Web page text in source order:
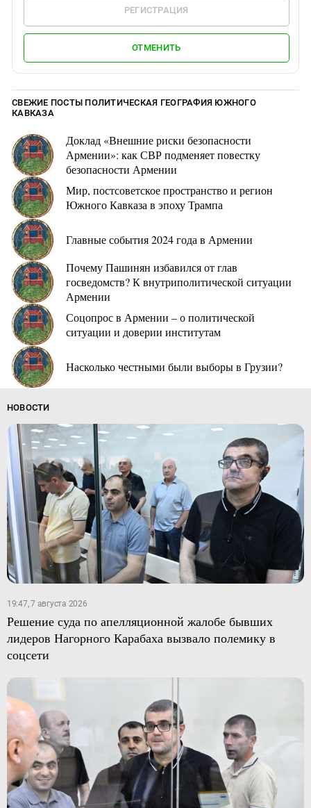
РЕГИСТРАЦИЯ
ОТМЕНИТЬ
СВЕЖИЕ ПОСТЫ ПОЛИТИЧЕСКАЯ ГЕОГРАФИЯ ЮЖНОГО
КАВКАЗА
Доклад «Внешние риски безопасности
Армении»: как СВР подменяет повестку
безопасности Армении
Мир, постсоветское пространство и регион
Южного Кавказа в эпоху Трампа
Главные события 2024 года в Армении
Почему Пашинян избавился от глав
госведомств? К внутриполитической ситуации
Армении
Соцопрос в Армении – о политической
ситуации и доверии институтам
Насколько честными были выборы в Грузии?
НОВОСТИ
19:47, 7 августа 2026
Решение суда по апелляционной жалобе бывших
лидеров Нагорного Карабаха вызвало полемику в
соцсети